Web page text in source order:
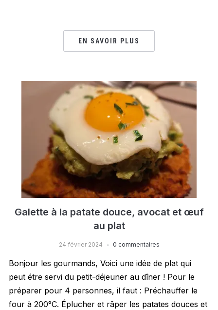
EN SAVOIR PLUS
Galette à la patate douce, avocat et œuf
au plat
24 février 2024 0 commentaires
Bonjour les gourmands, Voici une idée de plat qui
peut étre servi du petit-déjeuner au dîner ! Pour le
préparer pour 4 personnes, il faut : Préchauffer le
four à 200°C. Éplucher et râper les patates douces et